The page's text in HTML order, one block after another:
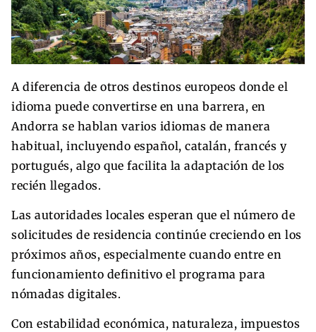
A diferencia de otros destinos europeos donde el
idioma puede convertirse en una barrera, en
Andorra se hablan varios idiomas de manera
habitual, incluyendo español, catalán, francés y
portugués, algo que facilita la adaptación de los
recién llegados.
Las autoridades locales esperan que el número de
solicitudes de residencia continúe creciendo en los
próximos años, especialmente cuando entre en
funcionamiento definitivo el programa para
nómadas digitales.
Con estabilidad económica, naturaleza, impuestos